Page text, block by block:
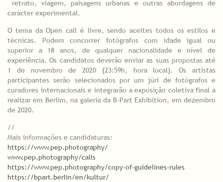
retrato, viagem, paisagens urbanas e outras abordagens de
carácter experimental.
O tema da Open call é livre, sendo aceites todos os estilos e
técnicas. Podem concorrer fotógrafos com idade igual ou
superior a 18 anos, de qualquer nacionalidade e nível de
experiência. Os candidatos deverão enviar as suas propostas até
1 de novembro de 2020 (23:59h, hora local). Os artistas
participantes serão selecionados por um júri de fotógrafos e
curadores internacionais e integrarão a exposição coletiva final a
realizar em Berlim, na galeria da B-Part Exhibition, em dezembro
de 2020.
//
Mais informações e candidaturas:
https://www.pep.photography/
www.pep.photography/calls
https://www.pep.photography/copy-of-guidelines-rules
https://bpart.berlin/en/kultur/